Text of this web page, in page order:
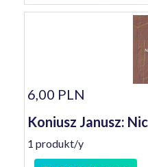
6,00 PLN
Koniusz Janusz:
1 produkt/y